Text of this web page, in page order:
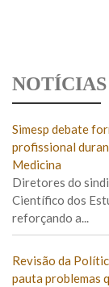
NOTÍCIAS
Simesp debate
profissional
Medicina
Diretores do
Científico dos
reforçando a...
Revisão da
pauta problemas